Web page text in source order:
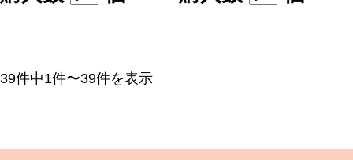
39件中1件〜39件を表示